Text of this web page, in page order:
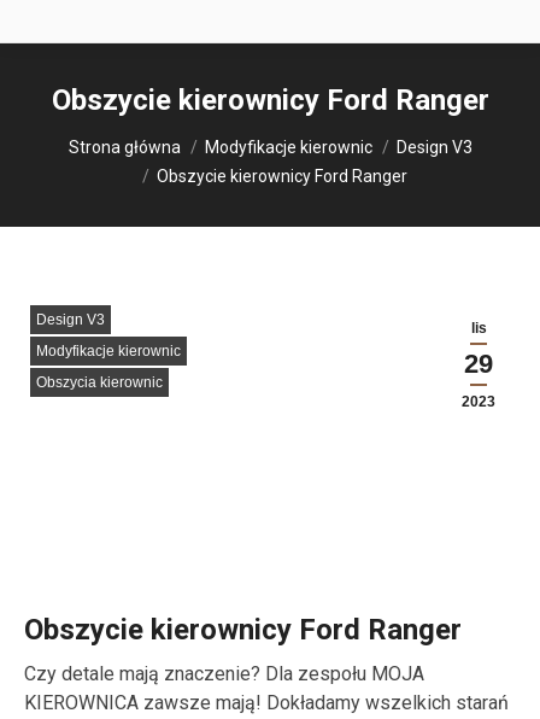
Obszycie kierownicy Ford Ranger
Jesteś tutaj:
Strona główna Modyfikacje kierownic
Design V3
Obszycie kierownicy Ford Ranger
lis
29
2023
Design V3
Modyfikacje kierownic
Obszycia kierownic
Obszycie kierownicy Ford Ranger
Czy detale mają znaczenie? Dla zespołu MOJA
KIEROWNICA zawsze mają! Dokładamy wszelkich starań